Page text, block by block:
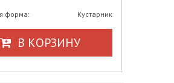
форма: Кустарник
В КОРЗИНУ